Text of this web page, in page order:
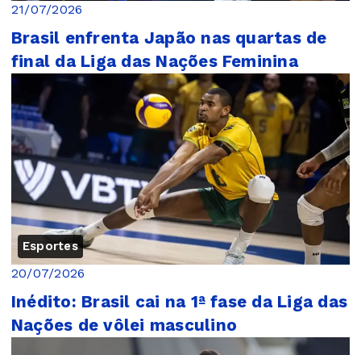
21/07/2026
Brasil enfrenta Japão nas quartas de
final da Liga das Nações Feminina
Esportes
20/07/2026
Inédito: Brasil cai na 1ª fase da Liga das
Nações de vôlei masculino